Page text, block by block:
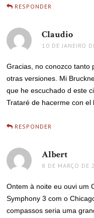
RESPONDER
Claudio
10 DE JANEIRO
Gracias, no conozco tanto
otras versiones. Mi
que he escuchado d este
Trataré de hacerme con el
RESPONDER
Albert
8 DE MARÇO
Ontem à noite eu ouvi um
Symphony 3 com o
compassos seria uma